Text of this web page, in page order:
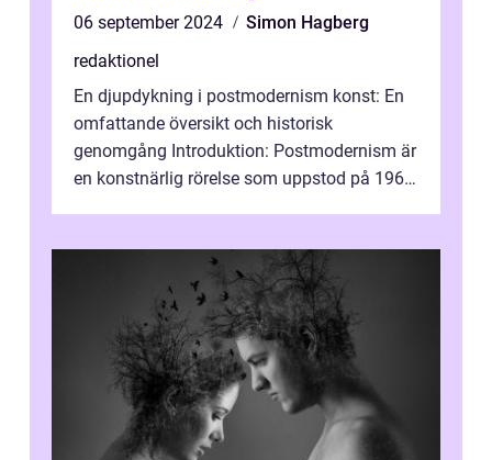
06 september 2024
Simon Hagberg
redaktionel
En djupdykning i postmodernism konst: En
omfattande översikt och historisk
genomgång Introduktion: Postmodernism är
en konstnärlig rörelse som uppstod på 1960-